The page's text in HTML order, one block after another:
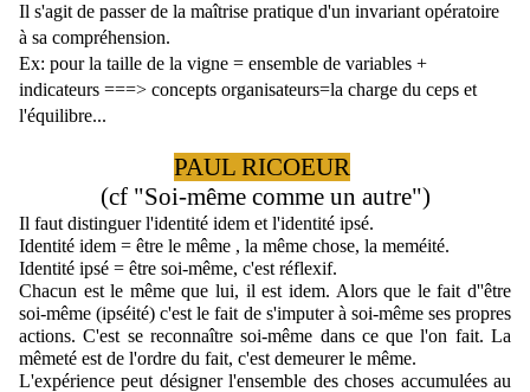
Il s'agit de passer de la maîtrise pratique d'un invariant opératoire
à sa compréhension.
Ex: pour la taille de la vigne = ensemble de variables +
indicateurs ===> concepts organisateurs=la charge du ceps et
l'équilibre...
PAUL RICOEUR
(cf "Soi-même comme un autre")
Il faut distinguer l'identité idem et l'identité ipsé.
Identité idem = être le même , la même chose, la meméité.
Identité ipsé = être soi-même, c'est réflexif.
Chacun est le même que lui, il est idem. Alors que le fait d''être
soi-même (ipséité) c'est le fait de s'imputer à soi-même ses propres
actions. C'est se reconnaître soi-même dans ce que l'on fait. La
mêmeté est de l'ordre du fait, c'est demeurer le même.
L'expérience peut désigner l'ensemble des choses accumulées au